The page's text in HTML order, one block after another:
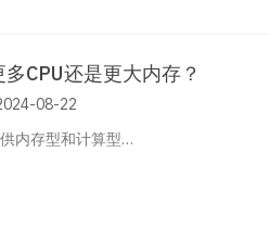
CPU还是更大内存？
08-22
内存型和计算型…